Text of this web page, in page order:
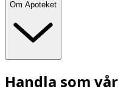
Om Apoteket
Handla som